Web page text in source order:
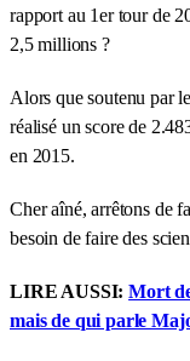
rapport au 1er tour de
2,5 millions ?
Alors que soutenu par
réalisé un score de
en 2015.
Cher aîné, arrêtons de
besoin de faire des
LIRE AUSSI:Mort
mais de qui parle